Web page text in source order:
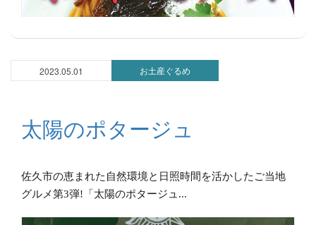
2023.05.01 お土産ぐるめ
太陽のポタージュ
佐久市の恵まれた自然環境と日照時間を活かしたご当地
グルメ第3弾!「太陽のポタージュ...